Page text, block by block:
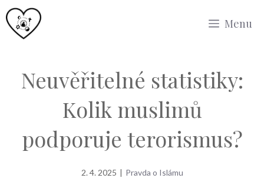
Přeskočit
na
Menu
Neuvěřitelné statistiky:
Kolik muslimů
podporuje terorismus?
2. 4. 2025 | Pravda o Islámu